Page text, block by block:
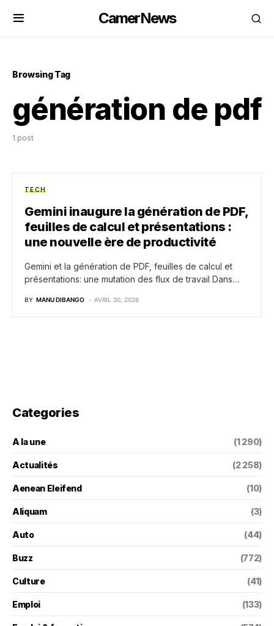
CamerNews
Browsing Tag
génération de pdf
1 post
TECH
Gemini inaugure la génération de PDF,
feuilles de calcul et présentations :
une nouvelle ère de productivité
Gemini et la génération de PDF, feuilles de calcul et
présentations: une mutation des flux de travail Dans…
BY MANU DIBANGO AVRIL 30, 2026
Categories
A la une (1 290)
Actualités (2 258)
Aenean Eleifend (10)
Aliquam (3)
Auto (44)
Buzz (772)
Culture (41)
Emploi (133)